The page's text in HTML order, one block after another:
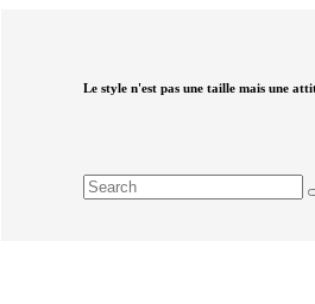
Le style n'est pas une taille mais une